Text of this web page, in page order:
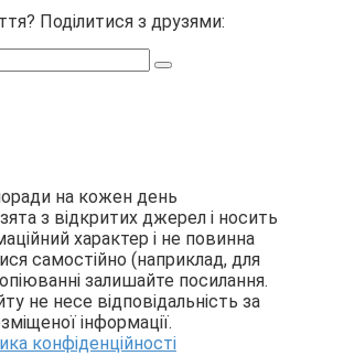
Поділитися з друзями:
на кожен день
з відкритих джерел і носить
характер і не повинна
самостійно (наприклад, для
залишайте посилання.
не несе відповідальність за
інформації.
конфіденційності